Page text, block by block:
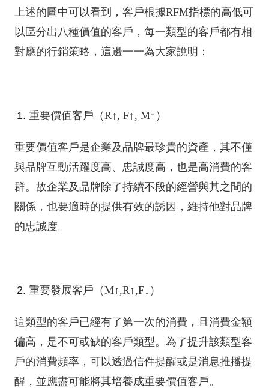
上述的圖中可以看到，客戶根據RFM指標的高低可
以區分出八種價值的客戶，每一類型的客戶都有相
對應的行銷策略，這邊一一為大家說明：
重要價值客戶（R↑, F↑, M↑）
重要價值客戶是企業及品牌最珍貴的資產，其不僅
與品牌互動活躍度高、忠誠度高，也是高消費的客
群。故企業及品牌除了持續不段的經營與其之間的
關係，也要適時的提供有效的誘因，維持他對品牌
的忠誠度。
重要發展客戶（M↑,R↑,F↓）
這類型的客戶已經有了第一次的消費，且消費金額
偏高，是不可或缺的客戶類型。為了提升該類型客
戶的消費頻率，可以透過信件提醒或是消息推播提
醒，並應盡可能將其培養成重要價值客戶。